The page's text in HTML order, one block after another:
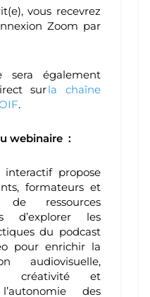
vous recevrez
Zoom par
sera également
surla chaîne
.
webinaire :
interactif propose
formateurs et
de ressources
d’explorer les
du podcast
pour enrichir la
audiovisuelle,
créativité et
des